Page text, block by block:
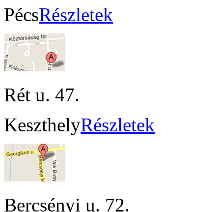
PécsRészletek
Rét u. 47.
KeszthelyRészletek
Bercsényi u. 72.